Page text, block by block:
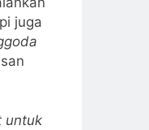
juga
untuk